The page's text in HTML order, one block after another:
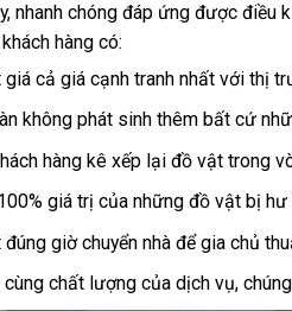
nhanh chóng đáp ứng được điều
hàng có:
giá cả giá cạnh tranh nhất với thị
không phát sinh thêm bất cứ
hàng kê xếp lại đồ vật trong
giá trị của những đồ vật bị
đúng giờ chuyển nhà để gia chủ
cùng chất lượng của dịch vụ,